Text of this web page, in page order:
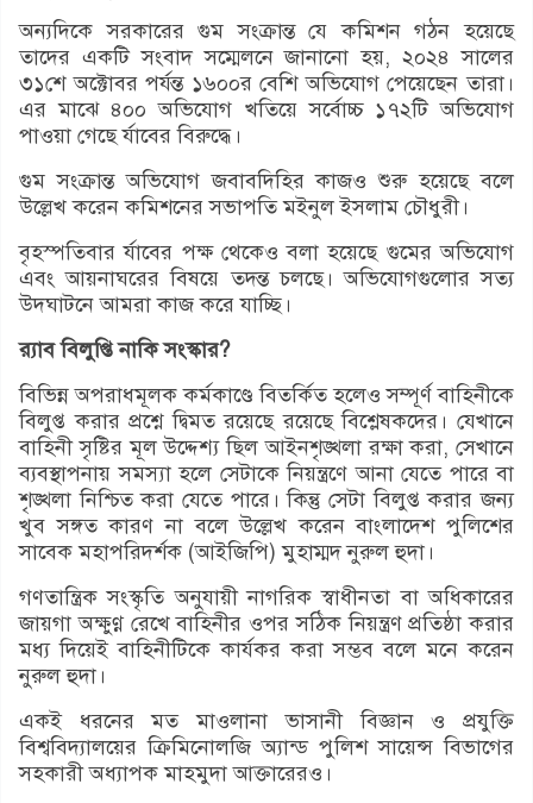
অন্যদিকে সরকারের গুম সংক্রান্ত যে কমিশন গঠন হয়েছে
তাদের একটি সংবাদ সম্মেলনে জানানো হয়, ২০২৪ সালের
৩১শে অক্টোবর পর্যন্ত ১৬০০র বেশি অভিযোগ পেয়েছেন তারা।
এর মাঝে ৪০০ অভিযোগ খতিয়ে সর্বোচ্চ ১৭২টি অভিযোগ
পাওয়া গেছে র্যাবের বিরুদ্ধে।
গুম সংক্রান্ত অভিযোগ জবাবদিহির কাজও শুরু হয়েছে বলে
উল্লেখ করেন কমিশনের সভাপতি মইনুল ইসলাম চৌধুরী।
বৃহস্পতিবার র্যাবের পক্ষ থেকেও বলা হয়েছে গুমের অভিযোগ
এবং আয়নাঘরের বিষয়ে তদন্ত চলছে। অভিযোগগুলোর সত্য
উদঘাটনে আমরা কাজ করে যাচ্ছি।
র‌্যাব বিলুপ্তি নাকি সংস্কার?
বিভিন্ন অপরাধমূলক কর্মকাণ্ডে বিতর্কিত হলেও সম্পূর্ণ বাহিনীকে
বিলুপ্ত করার প্রশ্নে দ্বিমত রয়েছে রয়েছে বিশ্লেষকদের। যেখানে
বাহিনী সৃষ্টির মূল উদ্দেশ্য ছিল আইনশৃঙ্খলা রক্ষা করা, সেখানে
ব্যবস্থাপনায় সমস্যা হলে সেটাকে নিয়ন্ত্রণে আনা যেতে পারে বা
শৃঙ্খলা নিশ্চিত করা যেতে পারে। কিন্তু সেটা বিলুপ্ত করার জন্য
খুব সঙ্গত কারণ না বলে উল্লেখ করেন বাংলাদেশ পুলিশের
সাবেক মহাপরিদর্শক (আইজিপি) মুহাম্মদ নুরুল হুদা।
গণতান্ত্রিক সংস্কৃতি অনুযায়ী নাগরিক স্বাধীনতা বা অধিকারের
জায়গা অক্ষুণ্ণ রেখে বাহিনীর ওপর সঠিক নিয়ন্ত্রণ প্রতিষ্ঠা করার
মধ্য দিয়েই বাহিনীটিকে কার্যকর করা সম্ভব বলে মনে করেন
নুরুল হুদা।
একই ধরনের মত মাওলানা ভাসানী বিজ্ঞান ও প্রযুক্তি
বিশ্ববিদ্যালয়ের ক্রিমিনোলজি অ্যান্ড পুলিশ সায়েন্স বিভাগের
সহকারী অধ্যাপক মাহমুদা আক্তারেরও।